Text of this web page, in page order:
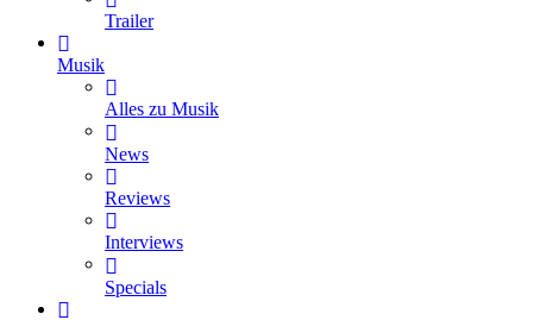
Trailer
Musik
Alles zu Musik
News
Reviews
Interviews
Specials